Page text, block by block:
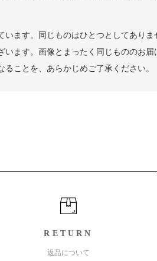
ます。同じものはひとつとしてありま
ます。画像とまったく同じもののお届
ことを、あらかじめご了承ください。
RETURN
返品について